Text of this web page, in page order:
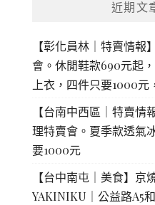
近期文
【彰化員林｜特賣情報
會。休閒鞋款690元起
上衣，四件只要1000元
【台南中西區｜特賣情
理特賣會。夏季款透氣
要1000元
【台中南屯｜美食】京
YAKINIKU｜公益路A5